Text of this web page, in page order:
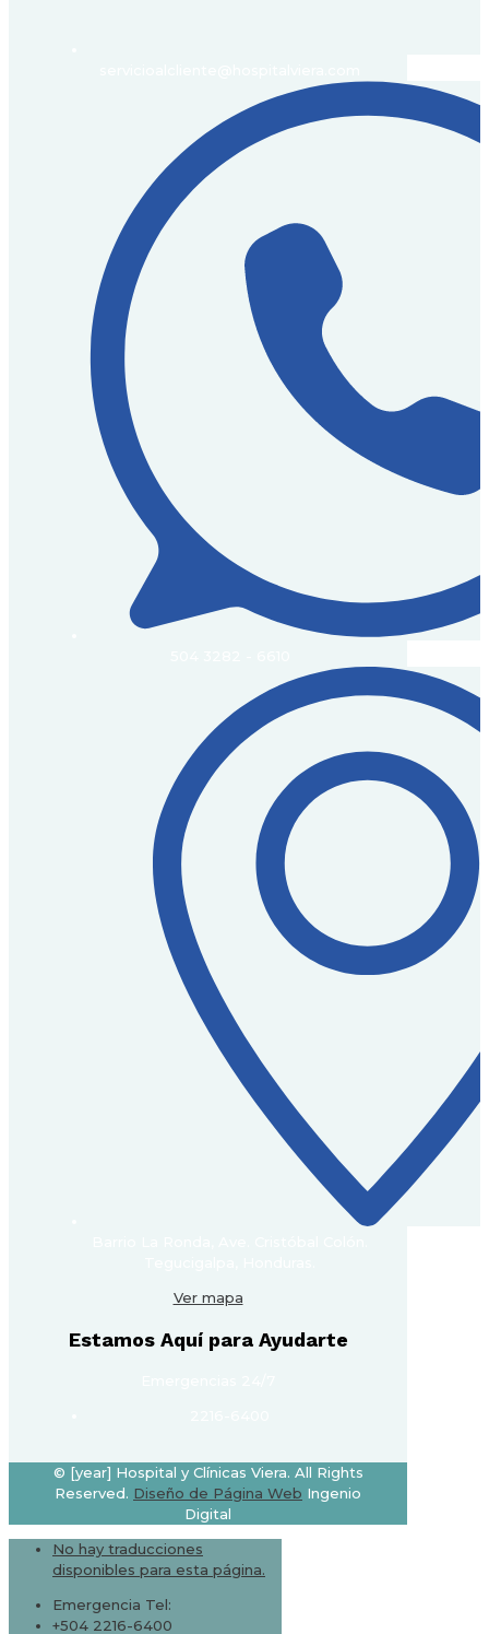
Ver mapa
Estamos Aquí para Ayudarte
© [year] Hospital y Clínicas Viera. All Rights
Reserved. Diseño de Página Web Ingenio
Digital
No hay traducciones
disponibles para esta página.
Emergencia Tel:
+504 2216-6400